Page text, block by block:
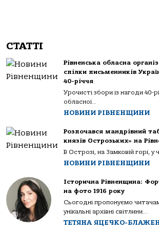
СТАТТІ
Рівненська обласна
спілки письменників
40-річчя
Урочисті збори із нагоди 40-
обласної...
НОВИНИ РІВНЕНЩИНИ
Розпочався мандрівний
князів Острозьких» на
В Острозі, на Замковій горі, у
НОВИНИ РІВНЕНЩИНИ
Історична Рівненщина:
на фото 1916 року
Сьогодні пропонуємо
унікальні архівні світлини...
ТЕТЯНА ЯЦЕЧКО-